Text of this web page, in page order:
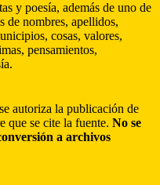
y poesía, además de uno de
de nombres, apellidos,
cosas, valores,
pensamientos,
autoriza la publicación de
que se cite la fuente. No se
a archivos